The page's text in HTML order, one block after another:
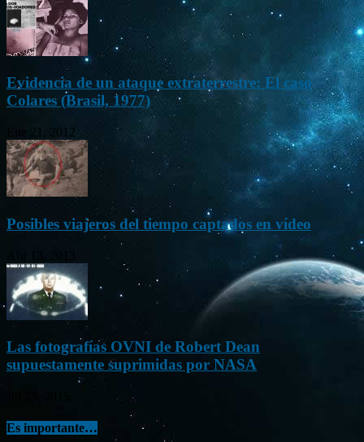
Evidencia de un ataque extraterrestre: El caso
Colares (Brasil, 1977)
Ene 21, 2012
Posibles viajeros del tiempo captados en vídeo
Las fotografías OVNI de Robert Dean
supuestamente suprimidas por NASA
Es importante…